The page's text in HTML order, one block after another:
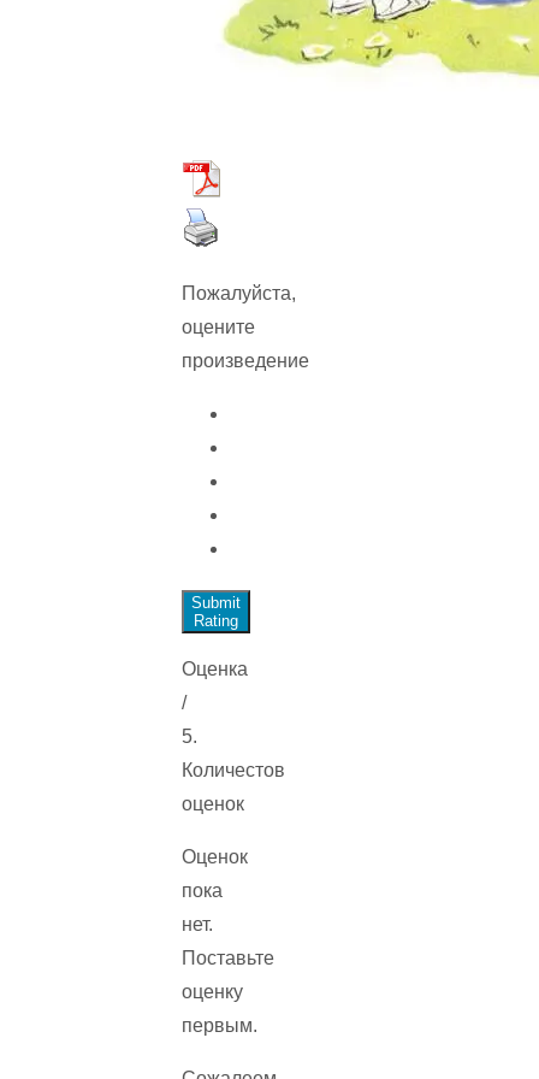
Пожалуйста,
оцените
произведение
Submit
Rating
Оценка
/
5.
Количестов
оценок
Оценок
пока
нет.
Поставьте
оценку
первым.